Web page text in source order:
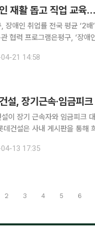
재활 돕고 직업 교육
, 장애인 취업률 전국 평균 ‘2
관 협력 프로그램은평구, ‘장
파구 장애인 직업재활 지원센
21 14:58
이 장기 근속자와 임금피크 대상자를
데건설은 사내 게시판을 통해
급된다. 대학교 재학 이하 자
13 17:35
2 3 4 5 6